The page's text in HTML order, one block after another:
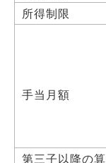
所得制限
手当月額
第三子